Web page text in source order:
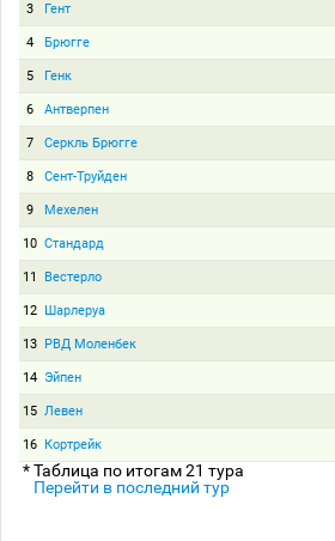
3 Гент
4 Брюгге
5 Генк
6 Антверпен
7 Серкль Брюгге
8 Сент-Труйден
9 Мехелен
10 Стандард
11 Вестерло
12 Шарлеруа
13 РВД Моленбек
14 Эйпен
15 Левен
16 Кортрейк
* Таблица по итогам 21 тура
Перейти в последний тур